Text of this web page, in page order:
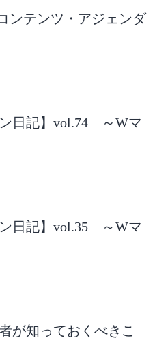
ンテンツ・アジェンダ
ン日記】vol.74 ～Wマ
ン日記】vol.35 ～Wマ
が知っておくべきこ